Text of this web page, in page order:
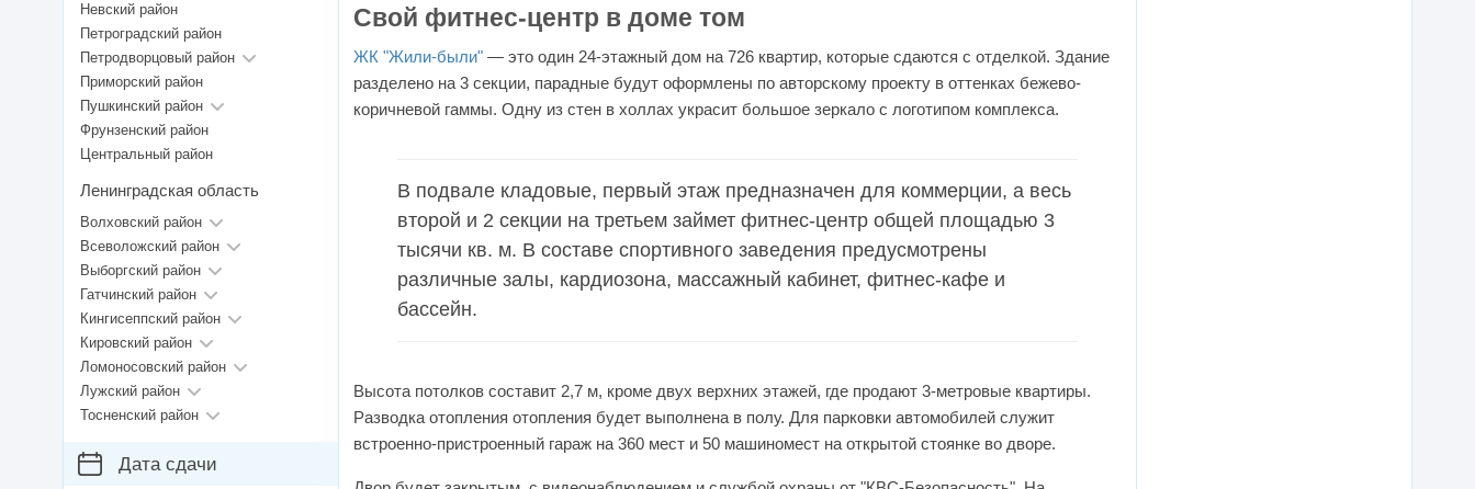
Свой фитнес-центр в доме том
ЖК "Жили-были" ― это один 24-этажный дом на 726 квартир, которые сдаются с отделкой. Здание
разделено на 3 секции, парадные будут оформлены по авторскому проекту в оттенках бежево-
коричневой гаммы. Одну из стен в холлах украсит большое зеркало с логотипом комплекса.
В подвале кладовые, первый этаж предназначен для коммерции, а весь
второй и 2 секции на третьем займет фитнес-центр общей площадью 3
тысячи кв. м. В составе спортивного заведения предусмотрены
различные залы, кардиозона, массажный кабинет, фитнес-кафе и
бассейн.
Высота потолков составит 2,7 м, кроме двух верхних этажей, где продают 3-метровые квартиры.
Разводка отопления отопления будет выполнена в полу. Для парковки автомобилей служит
встроенно-пристроенный гараж на 360 мест и 50 машиномест на открытой стоянке во дворе.
Невский район
Петроградский район
Петродворцовый район
Приморский район
Пушкинский район
Фрунзенский район
Центральный район
Ленинградская область
Волховский район
Всеволожский район
Выборгский район
Гатчинский район
Кингисеппский район
Кировский район
Ломоносовский район
Лужский район
Тосненский район
Дата сдачи